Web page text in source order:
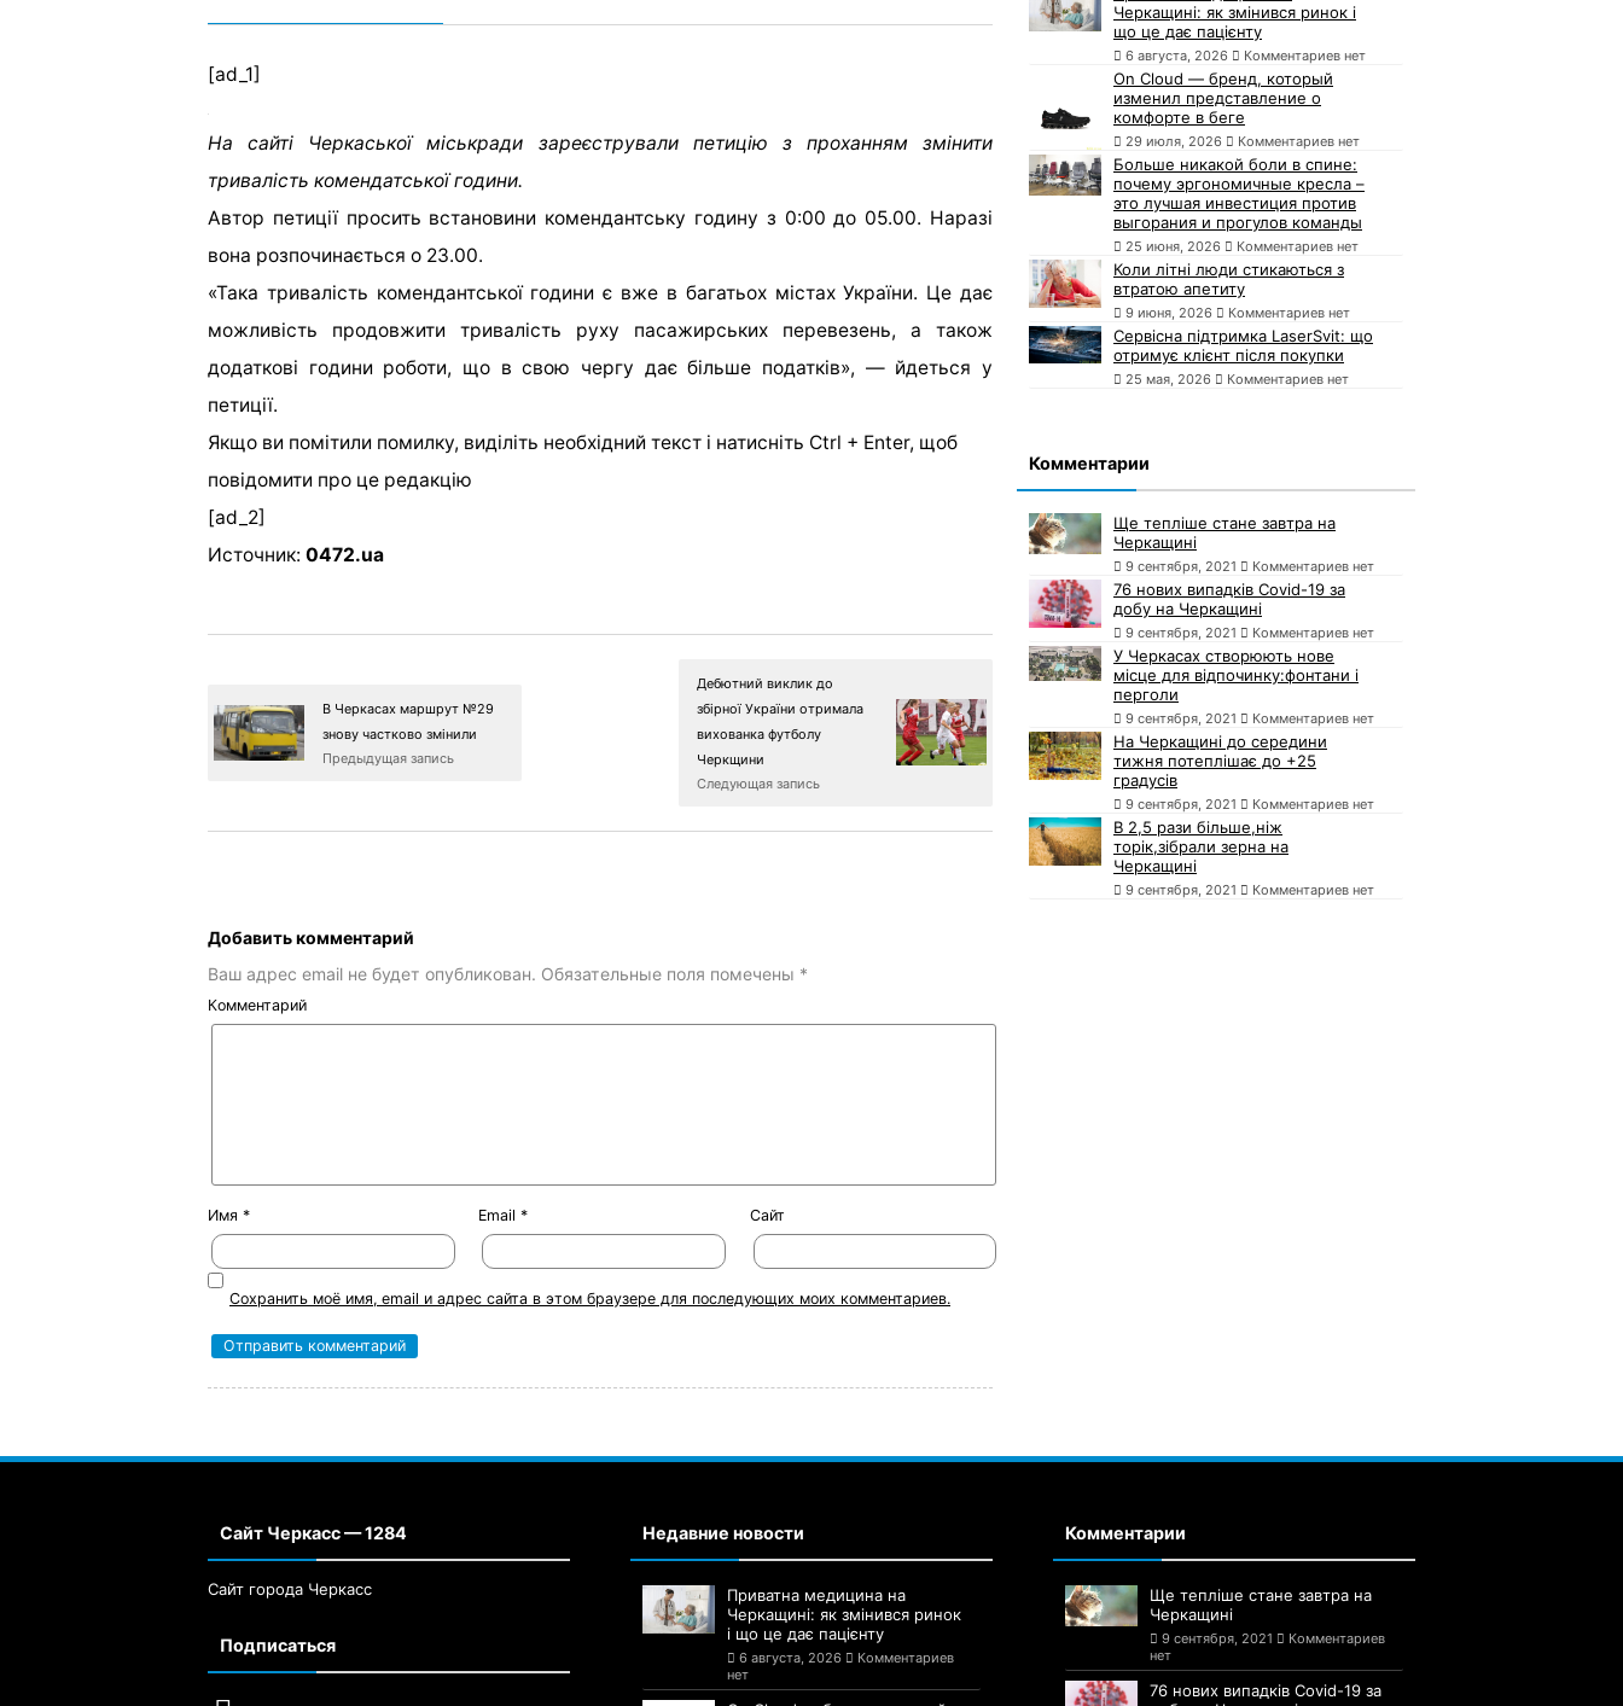
[ad_1]
На сайті Черкаської міськради зареєстрували петицію з проханням змінити
тривалість комендатської години.
Автор петиції просить встановини комендантську годину з 0:00 до 05.00. Наразі
вона розпочинається о 23.00.
«Така тривалість комендантської години є вже в багатьох містах України. Це дає
можливість продовжити тривалість руху пасажирських перевезень, а також
додаткові години роботи, що в свою чергу дає більшe податків», — йдеться у
петиції.
Якщо ви помітили помилку, виділіть необхідний текст і натисніть Ctrl + Enter, щоб
повідомити про це редакцію
[ad_2]
Источник: 0472.ua
В Черкасах маршрут №29
знову частково змінили
Предыдущая запись
Дебютний виклик до
збірної України отримала
вихованка футболу
Черкщини
Следующая запись
Добавить комментарий
Ваш адрес email не будет опубликован. Обязательные поля помечены *
Комментарий
Имя * Email* Сайт
Сохранить моё имя, email и адрес сайта в этом браузере для последующих моих комментариев.
Черкащині: як змінився ринок і
що це дає пацієнту
6 августа, 2026 Комментариев нет
On Cloud — бренд, который
изменил представление о
комфорте в беге
29 июля, 2026 Комментариев нет
Больше никакой боли в спине:
почему эргономичные кресла –
это лучшая инвестиция против
выгорания и прогулов команды
25 июня, 2026 Комментариев нет
Коли літні люди стикаються з
втратою апетиту
9 июня, 2026 Комментариев нет
Сервісна підтримка LaserSvit: що
отримує клієнт після покупки
25 мая, 2026 Комментариев нет
Комментарии
Ще тепліше стане завтра на
Черкащині
9 сентября, 2021 Комментариев нет
76 нових випадків Covid-19 за
добу на Черкащині
9 сентября, 2021 Комментариев нет
У Черкасах створюють нове
місце для відпочинку:фонтани і
перголи
9 сентября, 2021 Комментариев нет
На Черкащині до середини
тижня потеплішає до +25
градусів
9 сентября, 2021 Комментариев нет
В 2,5 рази більше,ніж
торік,зібрали зерна на
Черкащині
9 сентября, 2021 Комментариев нет
Сайт Черкасс — 1284
Сайт города Черкасс
Подписаться
Недавние новости
Приватна медицина на
Черкащині: як змінився ринок
і що це дає пацієнту
6 августа, 2026
Комментариев
нет
Комментарии
Ще тепліше стане завтра на
Черкащині
9 сентября, 2021
Комментариев
нет
76 нових випадків Covid-19 за